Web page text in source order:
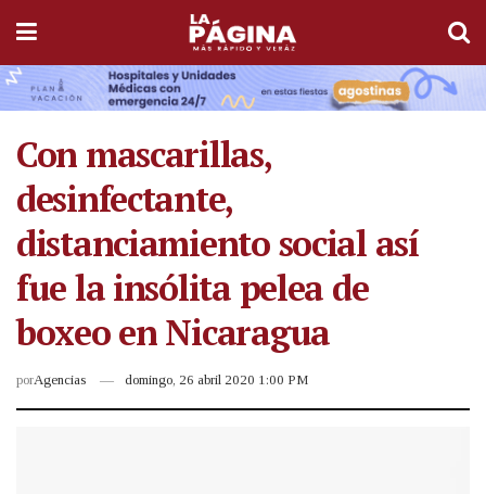
Con mascarillas,
desinfectante,
distanciamiento social así
fue la insólita pelea de
boxeo en Nicaragua
porAgencias domingo, 26 abril 2020 1:00 PM